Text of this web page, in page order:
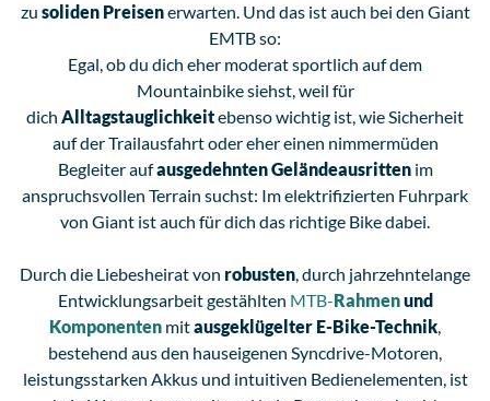
zu soliden Preisenerwarten. Und das ist auch bei den Giant
EMTB so:
Egal, ob du dich eher moderat sportlich auf dem
Mountainbike siehst, weil für
dich Alltagstauglichkeitebenso wichtig ist, wie Sicherheit
auf der Trailausfahrt oder eher einen nimmermüden
Begleiter aufausgedehnten Geländeausritten im
anspruchsvollen Terrain suchst: Im elektrifizierten Fuhrpark
von Giant ist auch für dich das richtige Bike dabei.
Durch die Liebesheirat von robusten, durch jahrzehntelange
Entwicklungsarbeit gestählten MTB-Rahmenund
Komponenten mitausgeklügelter E-Bike-Technik,
bestehend aus den hauseigenen Syncdrive-Motoren,
leistungsstarken Akkus und intuitiven Bedienelementen, ist